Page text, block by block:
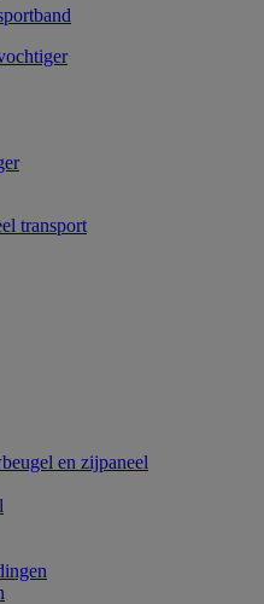
transport
en zijpaneel